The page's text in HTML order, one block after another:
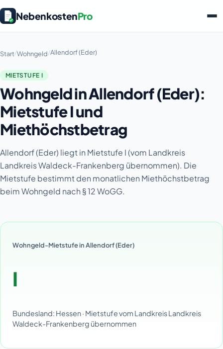
NebenkostenPro
Start/Wohngeld/Allendorf (Eder)
MIETSTUFE I
Wohngeld in Allendorf (Eder):
Mietstufe I und
Miethöchstbetrag
Allendorf (Eder) liegt in Mietstufe I (vom Landkreis
Landkreis Waldeck-Frankenberg übernommen). Die
Mietstufe bestimmt den monatlichen Miethöchstbetrag
beim Wohngeld nach § 12 WoGG.
Wohngeld-Mietstufe in Allendorf (Eder)
I
Bundesland: Hessen · Mietstufe vom Landkreis Landkreis
Waldeck-Frankenberg übernommen